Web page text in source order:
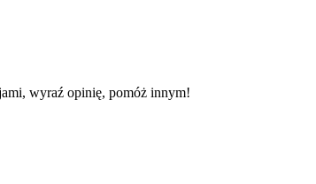
wyraź opinię, pomóż innym!